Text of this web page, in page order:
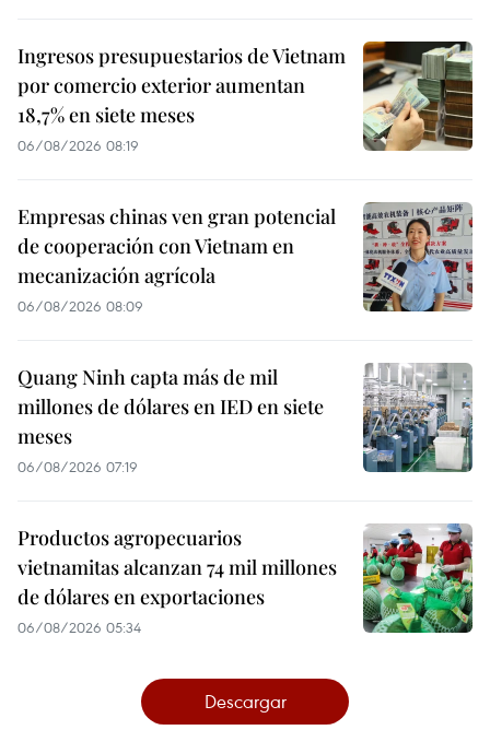
Ingresos presupuestarios de Vietnam
por comercio exterior aumentan
18,7% en siete meses
06/08/2026 08:19
Empresas chinas ven gran potencial
de cooperación con Vietnam en
mecanización agrícola
06/08/2026 08:09
Quang Ninh capta más de mil
millones de dólares en IED en siete
meses
06/08/2026 07:19
Productos agropecuarios
vietnamitas alcanzan 74 mil millones
de dólares en exportaciones
06/08/2026 05:34
Descargar